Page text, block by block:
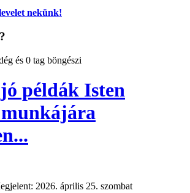
nekünk!
és 0 tag böngészi
példák Isten
2026. április 25. szombat